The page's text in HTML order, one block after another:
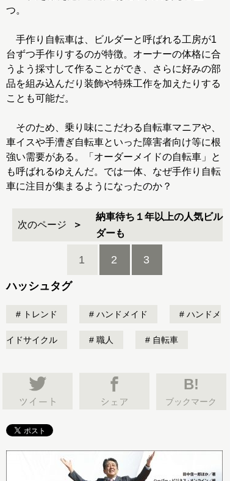
つ。
手作り自転車は、ビルダーと呼ばれる工房が1
台ずつ手作りするのが特徴。オーナーの体格に合
うよう採寸して作ることができ、さらに好みの部
品を組み込んだり装飾や特殊工作を加えたりする
ことも可能だ。
そのため、乗り味にこだわる自転車マニアや、
車イスや手漕ぎ自転車といった障害者向け等に根
強い需要がある。「オーダーメイドの自転車」と
も呼ばれるゆえんだ。では一体、なぜ手作り自転
車に注目が集まるようになったのか？
次のページ
納車待ち１年以上の人気ビル
ダーも
1 2 3
ハッシュタグ
トレンド ハンドメイド ハンドメ
イドサイクル 職人 自転車
B!
ブックマーク